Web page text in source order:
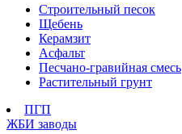
Строительный песок
Щебень
Керамзит
Асфальт
Песчано-гравийная смесь
Растительный грунт
ПГП
ЖБИ заводы